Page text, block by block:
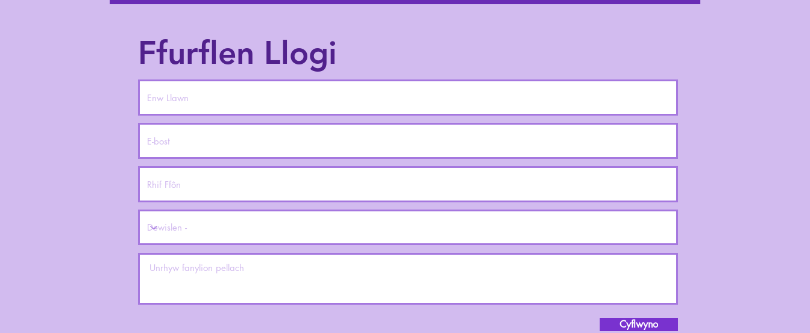
Ffurflen Llogi
Cyflwyno